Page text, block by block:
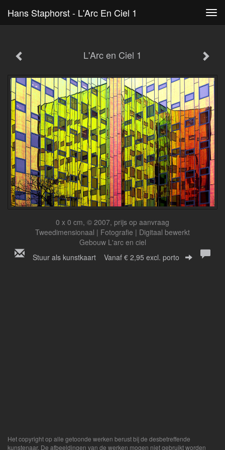
Hans Staphorst - L'Arc En Ciel 1
L'Arc en Ciel 1
0 x 0 cm, © 2007, prijs op aanvraag
Tweedimensionaal | Fotografie | Digitaal bewerkt
Gebouw L'arc en ciel
Stuur als kunstkaart Vanaf € 2,95 excl. porto
Het copyright op alle getoonde werken berust bij de desbetreffende
kunstenaar. De afbeeldingen van de werken mogen niet gebruikt worden